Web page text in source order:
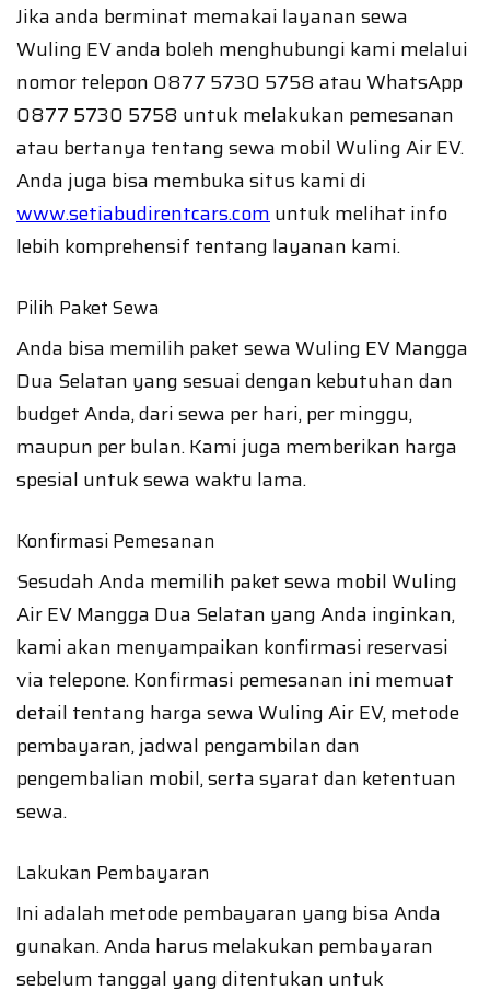
Jika anda berminat memakai layanan sewa
Wuling EV anda boleh menghubungi kami melalui
nomor telepon 0877 5730 5758 atau WhatsApp
0877 5730 5758 untuk melakukan pemesanan
atau bertanya tentang sewa mobil Wuling Air EV.
Anda juga bisa membuka situs kami di
www.setiabudirentcars.comuntuk melihat info
lebih komprehensif tentang layanan kami.
Pilih Paket Sewa
Anda bisa memilih paket sewa Wuling EV Mangga
Dua Selatan yang sesuai dengan kebutuhan dan
budget Anda, dari sewa per hari, per minggu,
maupun per bulan. Kami juga memberikan harga
spesial untuk sewa waktu lama.
Konfirmasi Pemesanan
Sesudah Anda memilih paket sewa mobil Wuling
Air EV Mangga Dua Selatan yang Anda inginkan,
kami akan menyampaikan konfirmasi reservasi
via telepone. Konfirmasi pemesanan ini memuat
detail tentang harga sewa Wuling Air EV, metode
pembayaran, jadwal pengambilan dan
pengembalian mobil, serta syarat dan ketentuan
sewa.
Lakukan Pembayaran
Ini adalah metode pembayaran yang bisa Anda
gunakan. Anda harus melakukan pembayaran
sebelum tanggal yang ditentukan untuk